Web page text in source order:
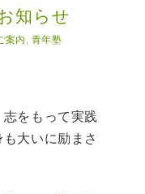
知らせ
案内 青年塾
をもって実践
大いに励まさ